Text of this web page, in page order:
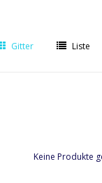
Gitter Liste
Keine Produkte